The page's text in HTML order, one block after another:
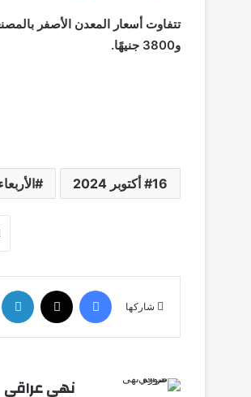
و3800 جنيهًا.
16 أكتوبر 2024
شاركها
نهى عراقي